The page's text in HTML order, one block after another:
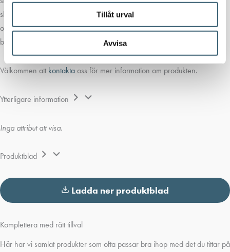
Tillåt urval
Avvisa
slangvindor, spolmunstycken, droppbevattning och pop-up sprinklers
och mycket mer. Alla produkter är tillverkade i Clabers egna fabriker
belägna i norra Italien.
Välkommen attkontaktaoss för mer information om produkten.
Ytterligare information
Inga attribut att visa.
Produktblad
Ladda ner produktblad
Komplettera med rätt tillval
Här har vi samlat produkter som ofta passar bra ihop med det du tittar på